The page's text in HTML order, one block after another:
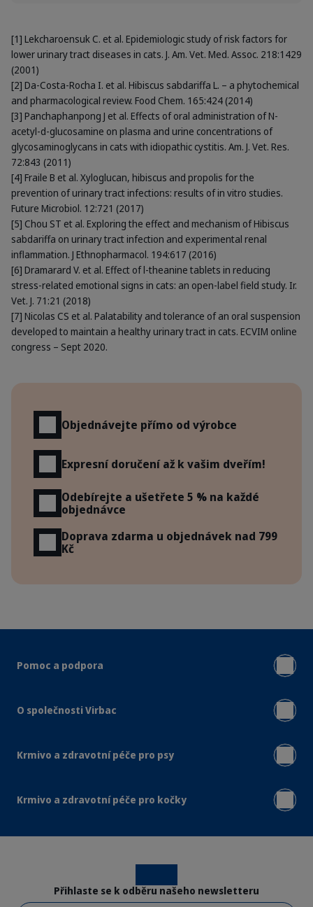
[1] Lekcharoensuk C. et al. Epidemiologic study of risk factors for
lower urinary tract diseases in cats. J. Am. Vet. Med. Assoc. 218:1429
(2001)
[2] Da-Costa-Rocha I. et al. Hibiscus sabdariffa L. – a phytochemical
and pharmacological review. Food Chem. 165:424 (2014)
[3] Panchaphanpong J et al. Effects of oral administration of N-
acetyl-d-glucosamine on plasma and urine concentrations of
glycosaminoglycans in cats with idiopathic cystitis. Am. J. Vet. Res.
72:843 (2011)
[4] Fraile B et al. Xyloglucan, hibiscus and propolis for the
prevention of urinary tract infections: results of in vitro studies.
Future Microbiol. 12:721 (2017)
[5] Chou ST et al. Exploring the effect and mechanism of Hibiscus
sabdariffa on urinary tract infection and experimental renal
inflammation. J Ethnopharmacol. 194:617 (2016)
[6] Dramarard V. et al. Effect of l-theanine tablets in reducing
stress-related emotional signs in cats: an open-label field study. Ir.
Vet. J. 71:21 (2018)
[7] Nicolas CS et al. Palatability and tolerance of an oral suspension
developed to maintain a healthy urinary tract in cats. ECVIM online
congress – Sept 2020.
Objednávejte přímo od výrobce
Expresní doručení až k vašim dveřím!
Odebírejte a ušetřete 5 % na každé
objednávce
Doprava zdarma u objednávek nad 799
Kč
Pomoc a podpora
O společnosti Virbac
Krmivo a zdravotní péče pro psy
Krmivo a zdravotní péče pro kočky
Přihlaste se k odběru našeho newsletteru